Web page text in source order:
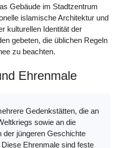
Gebäude im Stadtzentrum
islamische Architektur und
kulturellen Identität der
gebeten, die üblichen Regeln
zu beachten.
Ehrenmale
Gedenkstätten, die an
sowie an die
der jüngeren Geschichte
Ehrenmale sind feste